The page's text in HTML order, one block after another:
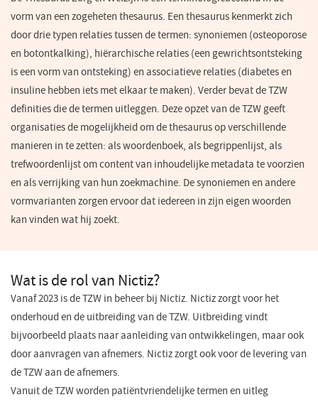
vorm van een zogeheten thesaurus. Een thesaurus kenmerkt zich
door drie typen relaties tussen de termen: synoniemen (osteoporose
en botontkalking), hiërarchische relaties (een gewrichtsontsteking
is een vorm van ontsteking) en associatieve relaties (diabetes en
insuline hebben iets met elkaar te maken). Verder bevat de TZW
definities die de termen uitleggen. Deze opzet van de TZW geeft
organisaties de mogelijkheid om de thesaurus op verschillende
manieren in te zetten: als woordenboek, als begrippenlijst, als
trefwoordenlijst om content van inhoudelijke metadata te voorzien
en als verrijking van hun zoekmachine. De synoniemen en andere
vormvarianten zorgen ervoor dat iedereen in zijn eigen woorden
kan vinden wat hij zoekt.
Wat is de rol van Nictiz?
Vanaf 2023 is de TZW in beheer bij Nictiz. Nictiz zorgt voor het
onderhoud en de uitbreiding van de TZW. Uitbreiding vindt
bijvoorbeeld plaats naar aanleiding van ontwikkelingen, maar ook
door aanvragen van afnemers. Nictiz zorgt ook voor de levering van
de TZW aan de afnemers.
Vanuit de TZW worden patiëntvriendelijke termen en uitleg